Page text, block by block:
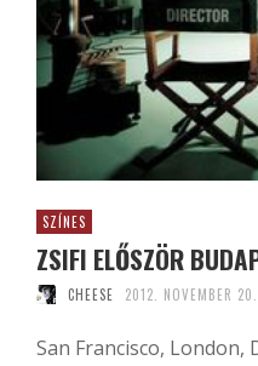
SZÍNES
ZSIFI ELŐSZÖR
CHEESE 2012. NOVEMBER
San Francisco,